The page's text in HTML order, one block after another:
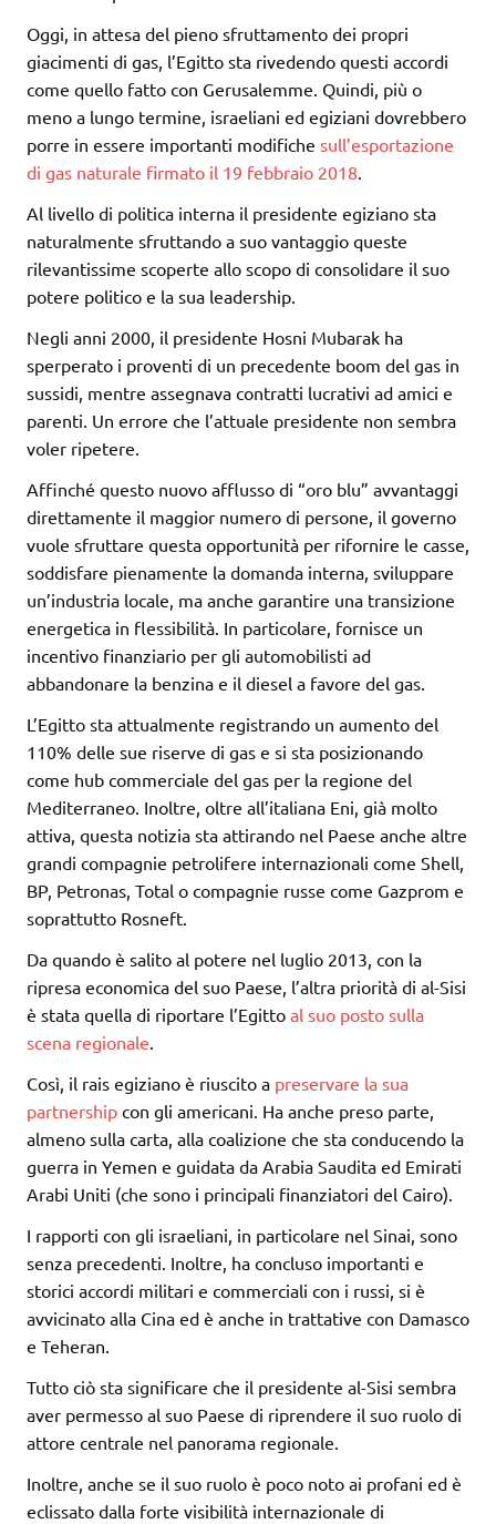
Oggi, in attesa del pieno sfruttamento dei propri
giacimenti di gas, l’Egitto sta rivedendo questi accordi
come quello fatto con Gerusalemme. Quindi, più o
meno a lungo termine, israeliani ed egiziani dovrebbero
porre in essere importanti modifiche sull’esportazione
di gas naturale firmato il 19 febbraio 2018.
Al livello di politica interna il presidente egiziano sta
naturalmente sfruttando a suo vantaggio queste
rilevantissime scoperte allo scopo di consolidare il suo
potere politico e la sua leadership.
Negli anni 2000, il presidente Hosni Mubarak ha
sperperato i proventi di un precedente boom del gas in
sussidi, mentre assegnava contratti lucrativi ad amici e
parenti. Un errore che l’attuale presidente non sembra
voler ripetere.
Affinché questo nuovo afflusso di “oro blu” avvantaggi
direttamente il maggior numero di persone, il governo
vuole sfruttare questa opportunità per rifornire le casse,
soddisfare pienamente la domanda interna, sviluppare
un’industria locale, ma anche garantire una transizione
energetica in flessibilità. In particolare, fornisce un
incentivo finanziario per gli automobilisti ad
abbandonare la benzina e il diesel a favore del gas.
L’Egitto sta attualmente registrando un aumento del
110% delle sue riserve di gas e si sta posizionando
come hub commerciale del gas per la regione del
Mediterraneo. Inoltre, oltre all’italiana Eni, già molto
attiva, questa notizia sta attirando nel Paese anche altre
grandi compagnie petrolifere internazionali come Shell,
BP, Petronas, Total o compagnie russe come Gazprom e
soprattutto Rosneft.
Da quando è salito al potere nel luglio 2013, con la
ripresa economica del suo Paese, l’altra priorità di al-Sisi
è stata quella di riportare l’Egitto al suo posto sulla
scena regionale.
Così, il rais egiziano è riuscito a preservare la sua
partnership con gli americani. Ha anche preso parte,
almeno sulla carta, alla coalizione che sta conducendo la
guerra in Yemen e guidata da Arabia Saudita ed Emirati
Arabi Uniti (che sono i principali finanziatori del Cairo).
I rapporti con gli israeliani, in particolare nel Sinai, sono
senza precedenti. Inoltre, ha concluso importanti e
storici accordi militari e commerciali con i russi, si è
avvicinato alla Cina ed è anche in trattative con Damasco
e Teheran.
Tutto ciò sta significare che il presidente al-Sisi sembra
aver permesso al suo Paese di riprendere il suo ruolo di
attore centrale nel panorama regionale.
Inoltre, anche se il suo ruolo è poco noto ai profani ed è
eclissato dalla forte visibilità internazionale di